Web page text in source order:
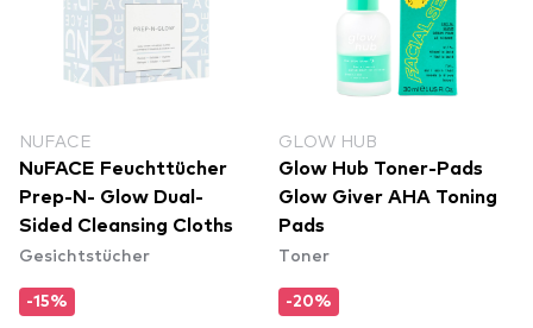
NUFACE
NuFACE Feuchttücher
Prep-N- Glow Dual-
Sided Cleansing Cloths
Gesichtstücher
-15%
GLOW HUB
Glow Hub Toner-Pads
Glow Giver AHA Toning
Pads
Toner
-20%